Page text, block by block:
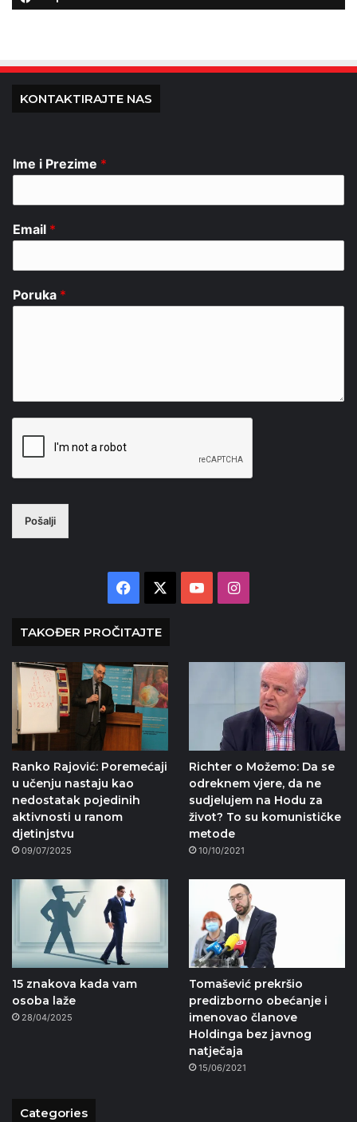
KONTAKTIRAJTE NAS
Ime i Prezime *
Email *
Poruka *
Pošalji
Facebook YouTubeInstagram
TAKOĐER PROČITAJTE
Ranko Rajović: Poremećaji
u učenju nastaju kao
nedostatak pojedinih
aktivnosti u ranom
djetinjstvu
09/07/2025
Richter o Možemo: Da se
odreknem vjere, da ne
sudjelujem na Hodu za
život? To su komunističke
metode
10/10/2021
15 znakova kada vam
osoba laže
28/04/2025
Tomašević prekršio
predizborno obećanje i
imenovao članove
Holdinga bez javnog
natječaja
15/06/2021
Categories